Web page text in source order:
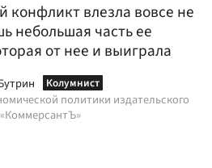
конфликт влезла вовсе не
небольшая часть ее
от нее и выиграла
политики издательского